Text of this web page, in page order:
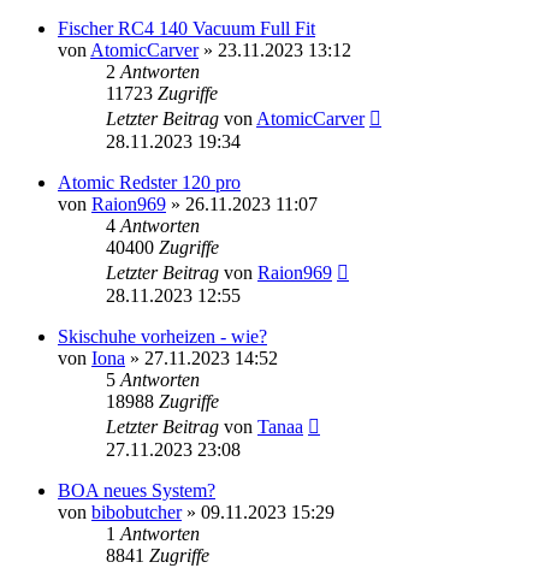
Fischer RC4 140 Vacuum Full Fit
von AtomicCarver» 23.11.2023 13:12
2 Antworten
11723 Zugriffe
Letzter Beitrag von AtomicCarver
28.11.2023 19:34
Atomic Redster 120 pro
von Raion969 » 26.11.2023 11:07
4 Antworten
40400 Zugriffe
Letzter Beitrag von Raion969
28.11.2023 12:55
Skischuhe vorheizen - wie?
von Iona » 27.11.2023 14:52
5 Antworten
18988 Zugriffe
Letzter Beitrag von Tanaa
27.11.2023 23:08
BOA neues System?
von bibobutcher» 09.11.2023 15:29
1 Antworten
8841 Zugriffe